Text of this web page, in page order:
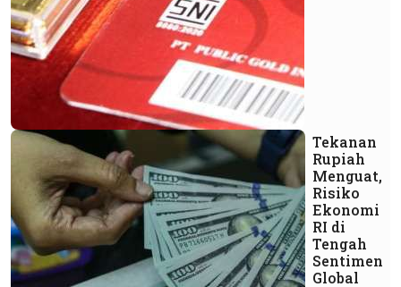
Tekanan
Rupiah
Menguat,
Risiko
Ekonomi
RI di
Tengah
Sentimen
Global